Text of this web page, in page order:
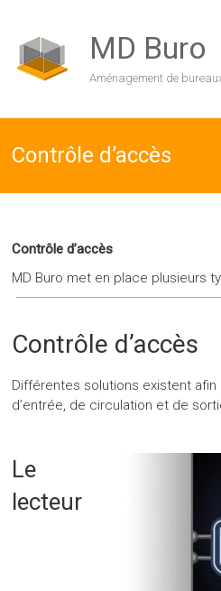
MD Buro
Aménagement de
Contrôle d’accès
Contrôle d’accès
MD Buro met en place plusieurs
Contrôle d’accès
Différentes solutions existent afin
d’entrée, de circulation et de
Le
lecteur